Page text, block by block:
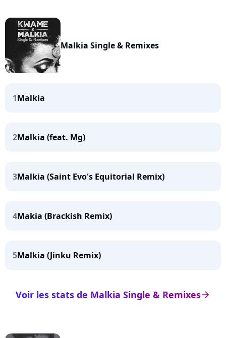
Malkia Single & Remixes
1Malkia
2Malkia (feat. Mg)
3Malkia (Saint Evo's Equitorial Remix)
4Makia (Brackish Remix)
5Malkia (Jinku Remix)
arrow_right
Voir les stats de Malkia Single & Remixes